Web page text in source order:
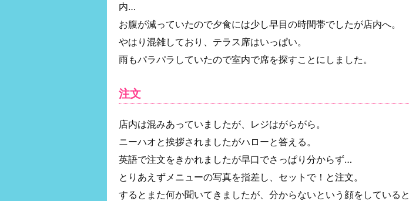
内…
お腹が減っていたので夕食には少し早目の時間帯でしたが店内へ。
やはり混雑しており、テラス席はいっぱい。
雨もパラパラしていたので室内で席を探すことにしました。
注文
店内は混みあっていましたが、レジはがらがら。
ニーハオと挨拶されましたがハローと答える。
英語で注文をきかれましたが早口でさっぱり分からず…
とりあえずメニューの写真を指差し、セットで！と注文。
するとまた何か聞いてきましたが、分からないという顔をしていると